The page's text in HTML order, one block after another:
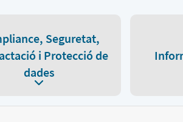
Seguretat,
i Protecció de
dades